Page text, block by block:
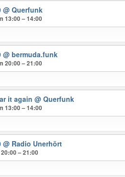
@ Querfunk
13:00 – 14:00
@ bermuda.funk
20:00 – 21:00
it again@ Querfunk
13:00 – 14:00
@ Radio Unerhört
– 21:00